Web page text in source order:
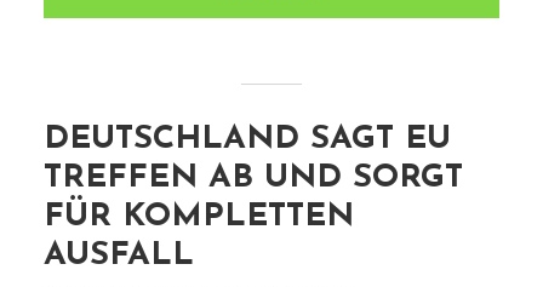
DEUTSCHLAND SAGT EU
TREFFEN AB UND SORGT
FÜR KOMPLETTEN
AUSFALL